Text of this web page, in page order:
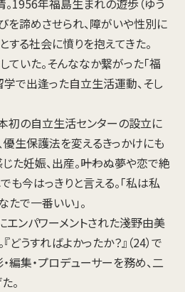
を諦めさせられ、障がいや性別に
する社会に憤りを抱えてきた。
いた。そんななか繋がった「福
学で出逢った自立生活運動、そし
初の自立生活センターの設立に
優生保護法を変えるきっかけにも
た妊娠、出産。――叶わぬ夢や恋で絶
も今はっきりと言える。「私は私
で一番いい」。
エンパワーメントされた淺野由美
どうすればよかったか？』（24）で
編集・プロデューサーを務め、二
。